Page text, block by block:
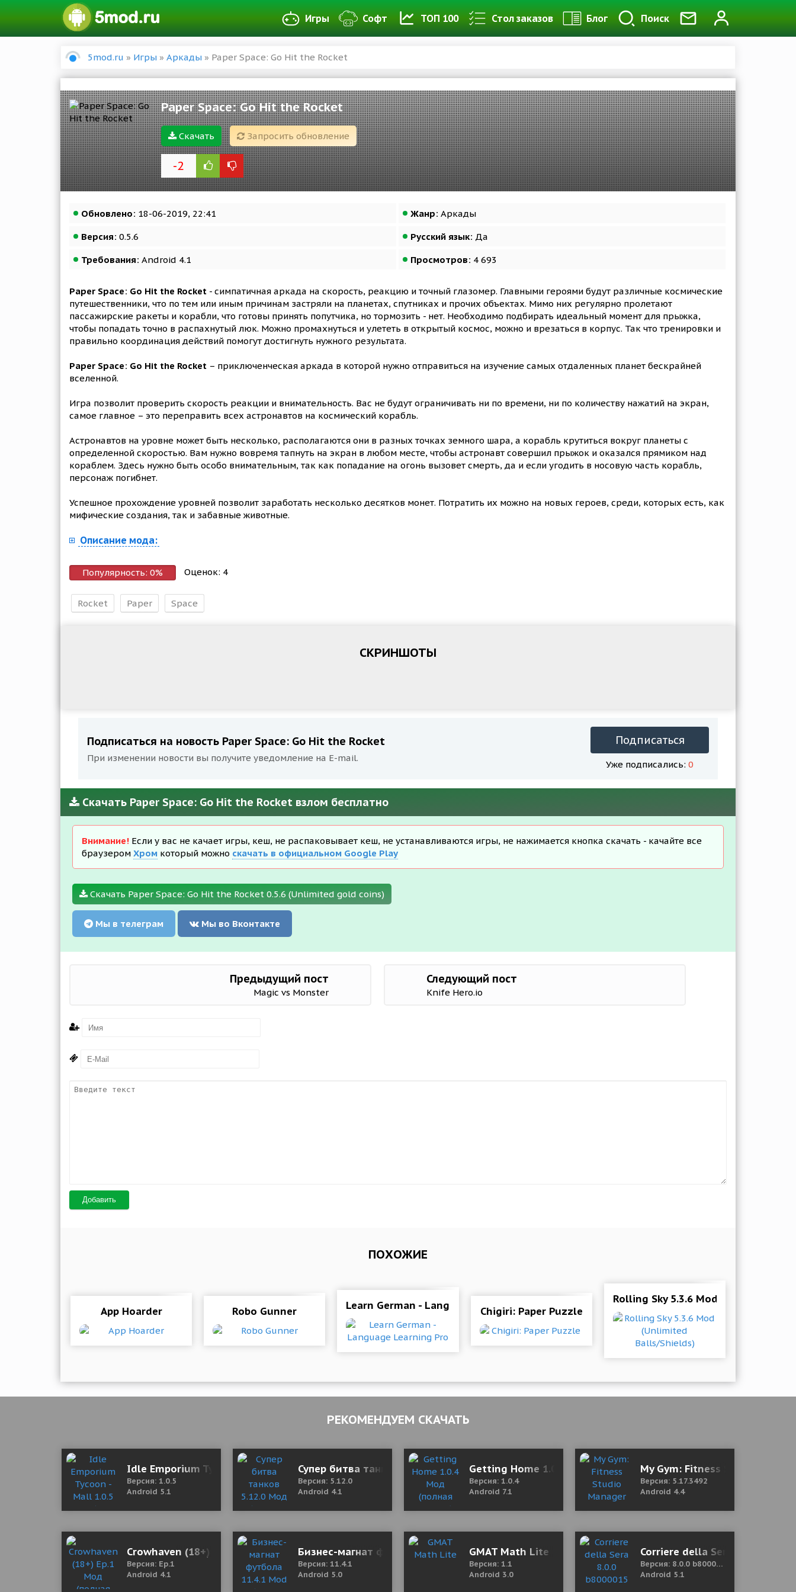
Игры Софт ТОП 100 Стол заказов Блог Поиск
5mod.ru » Игры » Аркады » Paper Space: Go Hit the Rocket
Paper Space: Go Hit the Rocket
Скачать Запросить обновление
-2
Обновлено: 18-06-2019, 22:41 Жанр: Аркады
Версия: 0.5.6 Русский язык: Да
Требования: Android 4.1 Просмотров: 4 693
Paper Space: Go Hit the Rocket - симпатичная аркада на скорость, реакцию и точный глазомер. Главными героями будут различные космические
путешественники, что по тем или иным причинам застряли на планетах, спутниках и прочих объектах. Мимо них регулярно пролетают
пассажирские ракеты и корабли, что готовы принять попутчика, но тормозить - нет. Необходимо подбирать идеальный момент для прыжка,
чтобы попадать точно в распахнутый люк. Можно промахнуться и улететь в открытый космос, можно и врезаться в корпус. Так что тренировки и
правильно координация действий помогут достигнуть нужного результата.
Paper Space: Go Hit the Rocket – приключенческая аркада в которой нужно отправиться на изучение самых отдаленных планет бескрайней
вселенной.
Игра позволит проверить скорость реакции и внимательность. Вас не будут ограничивать ни по времени, ни по количеству нажатий на экран,
самое главное – это переправить всех астронавтов на космический корабль.
Астронавтов на уровне может быть несколько, располагаются они в разных точках земного шара, а корабль крутиться вокруг планеты с
определенной скоростью. Вам нужно вовремя тапнуть на экран в любом месте, чтобы астронавт совершил прыжок и оказался прямиком над
кораблем. Здесь нужно быть особо внимательным, так как попадание на огонь вызовет смерть, да и если угодить в носовую часть корабль,
персонаж погибнет.
Успешное прохождение уровней позволит заработать несколько десятков монет. Потратить их можно на новых героев, среди, которых есть, как
мифические создания, так и забавные животные.
Описание мода:
Популярность: 0% Оценок: 4
Rocket Paper Space
СКРИНШОТЫ
Подписаться на новость Paper Space: Go Hit the Rocket
При изменении новости вы получите уведомление на E-mail.
Подписаться
Уже подписались: 0
Скачать Paper Space: Go Hit the Rocket взлом бесплатно
Внимание! Если у вас не качает игры, кеш, не распаковывает кеш, не устанавливаются игры, не нажимается кнопка скачать - качайте все
браузером Хром который можно скачать в официальном Google Play
Скачать Paper Space: Go Hit the Rocket 0.5.6 (Unlimited gold coins)
Мы в телеграм Мы во Вконтакте
Предыдущий пост
Magic vs Monster
Следующий пост
Knife Hero.io
Добавить
ПОХОЖИЕ
App Hoarder Robo Gunner Learn German - Language Learning Pro
Chigiri: Paper Puzzle
Rolling Sky 5.3.6 Mod (Unlimited
РЕКОМЕНДУЕМ СКАЧАТЬ
Idle Emporium Tycoon - Mall 1.0.5 Mod (Lots of diamonds)
Версия: 1.0.5
Android 5.1
Супер битва танков 5.12.0 Мод (много денег)
Версия: 5.12.0
Android 4.1
Getting Home 1.0.4 Мод (полная версия)
Версия: 1.0.4
Android 7.1
My Gym: Fitness Studio
Версия: 5.17.3492
Android 4.4
Crowhaven (18+) Ep.1 Мод (полная версия)
Версия: Ep.1
Android 4.1
Бизнес-магнат футбола 11.4.1 Mod (Earn rewards without watching ads)
Версия: 11.4.1
Android 5.0
GMAT Math Lite
Версия: 1.1
Android 3.0
Corriere della Sera 8.0.0
Версия: 8.0.0 b8000015
Android 5.1